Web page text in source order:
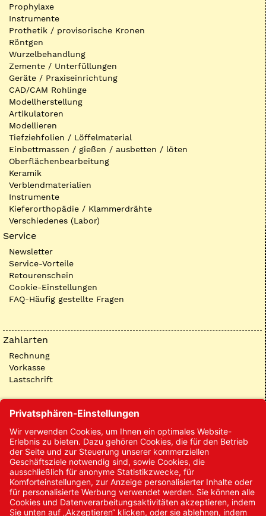
Prophylaxe
Instrumente
Prothetik / provisorische Kronen
Röntgen
Wurzelbehandlung
Zemente / Unterfüllungen
Geräte / Praxiseinrichtung
CAD/CAM Rohlinge
Modellherstellung
Artikulatoren
Modellieren
Tiefziehfolien / Löffelmaterial
Einbettmassen / gießen / ausbetten / löten
Oberflächenbearbeitung
Keramik
Verblendmaterialien
Instrumente
Kieferorthopädie / Klammerdrähte
Verschiedenes (Labor)
Service
Newsletter
Service-Vorteile
Retourenschein
Cookie-Einstellungen
FAQ-Häufig gestellte Fragen
Zahlarten
Rechnung
Vorkasse
Lastschrift
Kontakt
Kontakt/Anfrage
Neukundenanmeldung
Kennwort vergessen